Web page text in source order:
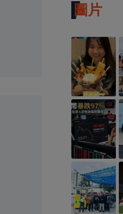
圖片